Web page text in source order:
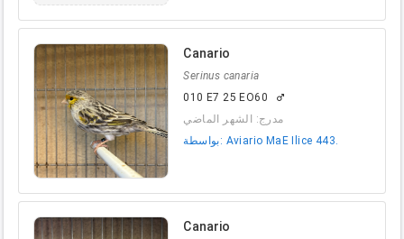
Canario
Serinus canaria
010 E7 25 EO60
male
مدرج: الشهر الماضي
بواسطة: Aviario MaE Ilice 443.
Canario